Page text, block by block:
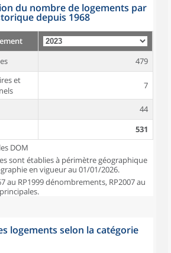
du nombre de logements par
depuis 1968
479
et
7
44
531
DOM
sont établies à périmètre géographique
en vigueur au 01/01/2026.
au RP1999 dénombrements, RP2007 au
logements selon la catégorie